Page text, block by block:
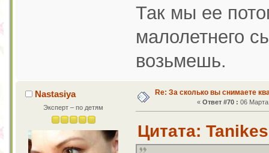
Так мы ее
малолетнего
возьмешь.
Nastasiya
Эксперт – по детям
Re: За сколько вы снимаете
«Ответ #70 : 06
Цитата: